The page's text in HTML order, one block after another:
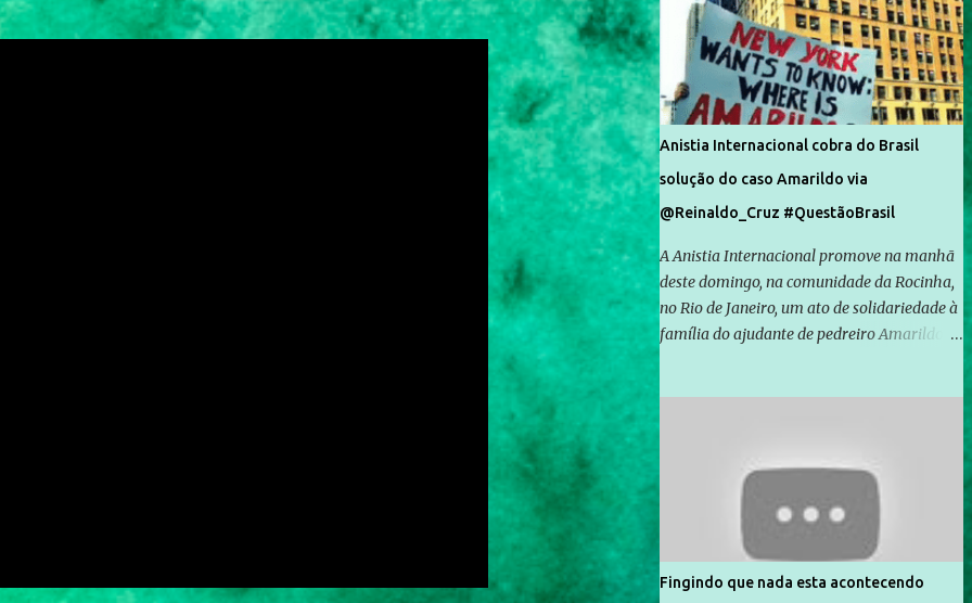
Anistia Internacional cobra do Brasil
solução do caso Amarildo via
@Reinaldo_Cruz #QuestãoBrasil
A Anistia Internacional promove na manhã
deste domingo, na comunidade da Rocinha,
no Rio de Janeiro, um ato de solidariedade à
família do ajudante de pedreiro Amarildo de
Rocinha. A assessora de Direitos Humanos
da Anistia Internacional, Renata Neder, disse
à Agência Brasil que ações e atividades de
mobilização são feitas normalmente pela
organização não governamental. As ações
de solidariedade são promovidas em apoio
Fingindo que nada esta acontecendo